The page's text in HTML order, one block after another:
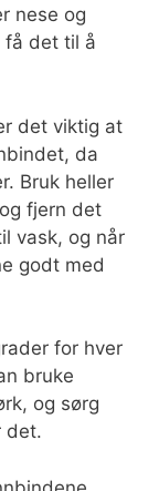
nese og
få det til å
det viktig at
da
Bruk heller
fjern det
vask, og når
godt med
for hver
bruke
og sørg
det.